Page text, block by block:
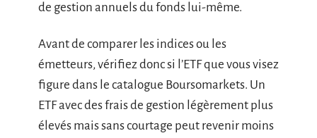
de gestion annuels du fonds lui-même.
Avant de comparer les indices ou les
émetteurs, vérifiez donc si l’ETF que vous visez
figure dans le catalogue Boursomarkets. Un
ETF avec des frais de gestion légèrement plus
élevés mais sans courtage peut revenir moins